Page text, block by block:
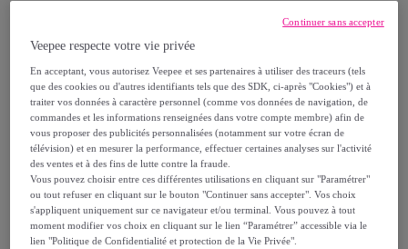
Pranarom - Huile Essentielle Verveine
citronnée - 5 ml
Modèle :
Pranarom - Huile Essentielle
Verveine citronnée - 5 ml
28,90 €
Vendu parI Natural Health
Veepee respecte votre vie privée
En acceptant, vous autorisez Veepee et ses partenaires à utiliser des traceurs (tels
que des cookies ou d'autres identifiants tels que des SDK, ci-après "Cookies") et à
traiter vos données à caractère personnel (comme vos données de navigation, de
commandes et les informations renseignées dans votre compte membre) afin de
vous proposer des publicités personnalisées (notamment sur votre écran de
télévision) et en mesurer la performance, effectuer certaines analyses sur l'activité
des ventes et à des fins de lutte contre la fraude.
Vous pouvez choisir entre ces différentes utilisations en cliquant sur "Paramétrer"
ou tout refuser en cliquant sur le bouton "Continuer sans accepter". Vos choix
s'appliquent uniquement sur ce navigateur et/ou terminal. Vous pouvez à tout
moment modifier vos choix en cliquant sur le lien “Paramétrer” accessible via le
lien "Politique de Confidentialité et protection de la Vie Privée".
Continuer sans accepter